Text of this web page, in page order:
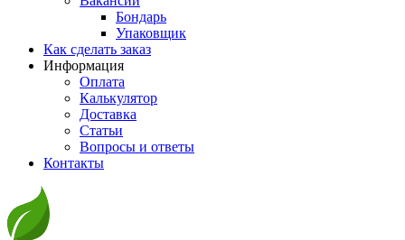
Бондарь
Упаковщик
Как сделать заказ
Информация
Оплата
Калькулятор
Доставка
Статьи
Вопросы и ответы
Контакты